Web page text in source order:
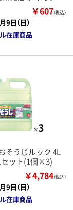
￥607（税込）
9日（日）
在庫商品
そうじルック 4L
セット(1個×3)
￥4,784（税込）
9日（日）
在庫商品